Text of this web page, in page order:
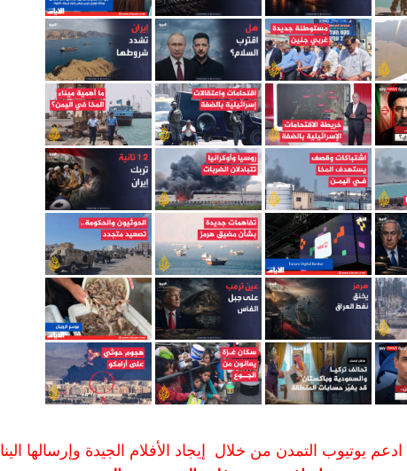
ادعم يوتيوب التمدن من خلال إيجاد الأفلام الجيدة وإرسالها الينا